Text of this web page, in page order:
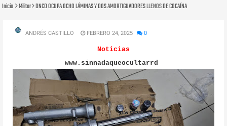
Inicio Militar DNCD OCUPA OCHO LÁMINAS Y DOS AMORTIGUADORES LLENOS DE COCAÍNA
ANDRÉS CASTILLO FEBRERO 24, 2025 0
Noticias
www.sinnadaqueocultarrd